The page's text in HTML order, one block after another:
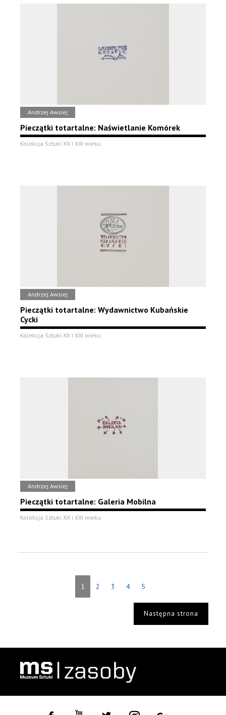
Andrzej Awsiej
Pieczątki totartalne: Naświetlanie Komórek
Kolekcja Sztuki XX i XXI wieku
Andrzej Awsiej
Pieczątki totartalne: Wydawnictwo Kubańskie
Cycki
Kolekcja Sztuki XX i XXI wieku
Andrzej Awsiej
Pieczątki totartalne: Galeria Mobilna
Kolekcja Sztuki XX i XXI wieku
1 2 3 4 5
Następna strona